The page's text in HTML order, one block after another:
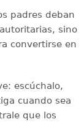
padres deban
sino
convertirse en
escúchalo,
cuando sea
que los